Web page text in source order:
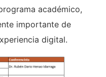
académico,
importante de
digital.